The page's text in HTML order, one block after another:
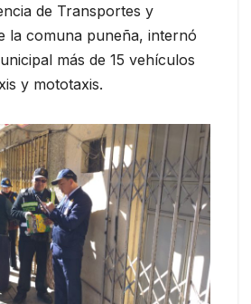
de Transportes y
la comuna puneña, internó
más de 15 vehículos
y mototaxis.